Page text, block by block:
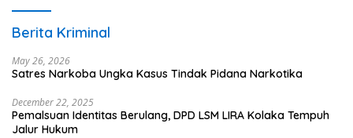
Berita Kriminal
May 26, 2026
Satres Narkoba Ungka Kasus Tindak Pidana Narkotika
December 22, 2025
Pemalsuan Identitas Berulang, DPD LSM LIRA Kolaka Tempuh
Jalur Hukum